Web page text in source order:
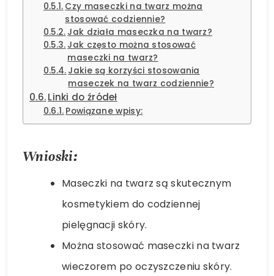
Czy maseczki na twarz można
stosować codziennie?
Jak działa maseczka na twarz?
Jak często można stosować
maseczki na twarz?
Jakie są korzyści stosowania
maseczek na twarz codziennie?
Linki do źródeł
Powiązane wpisy:
Wnioski:
Maseczki na twarz są skutecznym
kosmetykiem do codziennej
pielęgnacji skóry.
Można stosować maseczki na twarz
wieczorem po oczyszczeniu skóry.